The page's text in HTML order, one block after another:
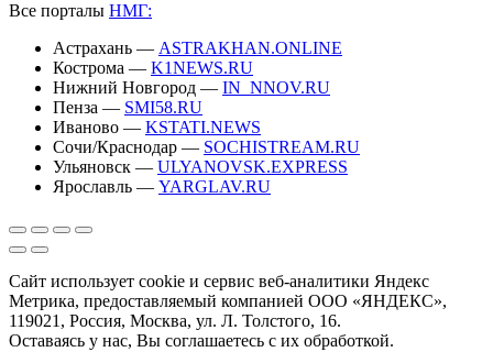
Все порталы НМГ:
Астрахань — ASTRAKHAN.ONLINE
Кострома — K1NEWS.RU
Нижний Новгород — IN_NNOV.RU
Пенза — SMI58.RU
Иваново — KSTATI.NEWS
Сочи/Краснодар — SOCHISTREAM.RU
Ульяновск — ULYANOVSK.EXPRESS
Ярославль — YARGLAV.RU
Сайт использует cookie и сервис веб-аналитики Яндекс
Метрика, предоставляемый компанией ООО «ЯНДЕКС»,
119021, Россия, Москва, ул. Л. Толстого, 16.
Оставаясь у нас, Вы соглашаетесь с их обработкой.